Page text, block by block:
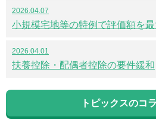
2026.04.07
小規模宅地等の特例で評価額を
2026.04.01
扶養控除・配偶者控除の要件緩和
トピックスのコ